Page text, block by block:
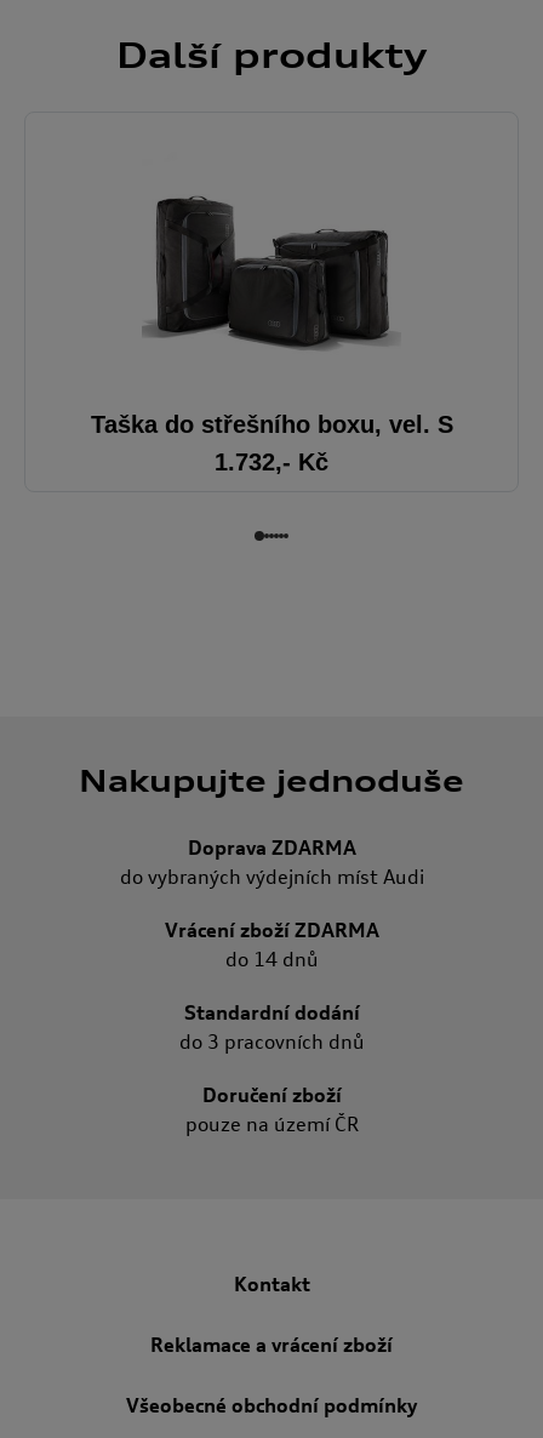
Dalšíprodukty
Taška do střešního boxu, vel. S
1.732,- Kč
Nakupujte jednoduše
Doprava ZDARMA
do vybraných výdejních míst Audi
Vrácení zboží ZDARMA
do 14 dnů
Standardní dodání
do 3 pracovních dnů
Doručení zboží
pouze na území ČR
Kontakt
Reklamace a vrácení zboží
Všeobecné obchodní podmínky